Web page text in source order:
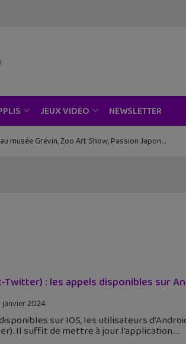
JEUX VIDEO NEWSLETTER
musée Grévin, Zoo Art Show, Passion Japon…
Twitter) : les appels disponibles sur
janvier 2024
sur IOS, les utilisateurs
Il suffit de mettre à jour l’application.